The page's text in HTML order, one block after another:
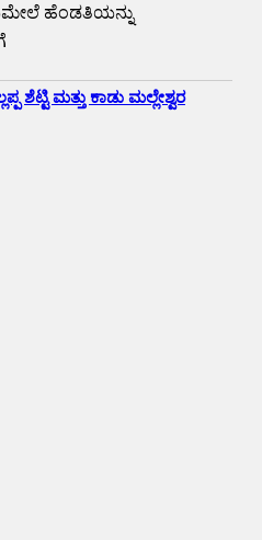
ಹೆಂಡತಿಯನ್ನು
ಶೆಟ್ಟಿ ಮತ್ತು ಕಾಡು ಮಲ್ಲೇಶ್ವರ